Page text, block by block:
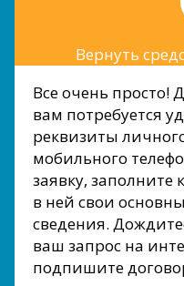
Вернуть
Все очень просто!
вам потребуется
реквизиты
мобильного
заявку, заполните
в ней свои
сведения.
ваш запрос на
подпишите